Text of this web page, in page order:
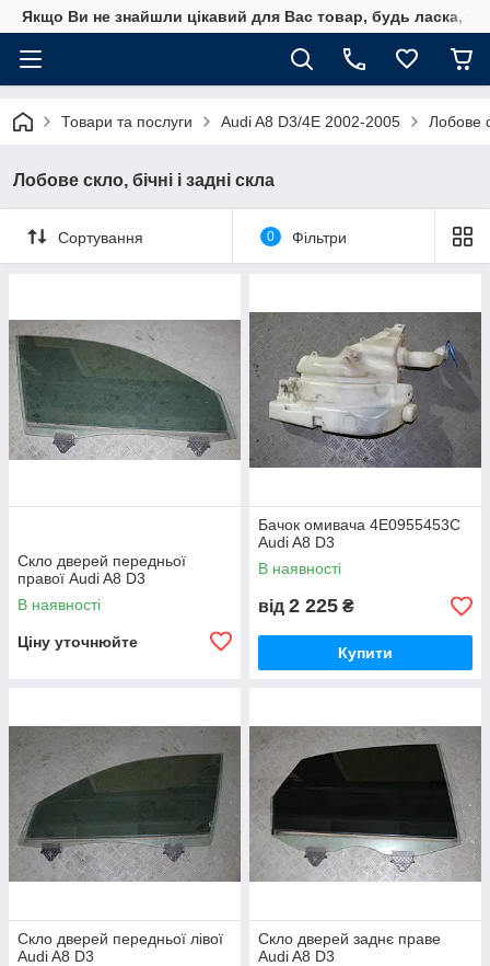
Якщо Ви не знайшли цікавий для Вас товар, будь ласка,
Товари та послуги Audi A8 D3/4E 2002-2005 Лобове
Лобове скло, бічні і задні скла
Сортування 0 Фільтри
Скло дверей передньої
правої Audi A8 D3
В наявності
Ціну уточнюйте
Бачок омивача 4E0955453C
Audi A8 D3
В наявності
від 2 225 ₴
Купити
Скло дверей передньої лівої
Audi A8 D3
Скло дверей заднє праве
Audi A8 D3